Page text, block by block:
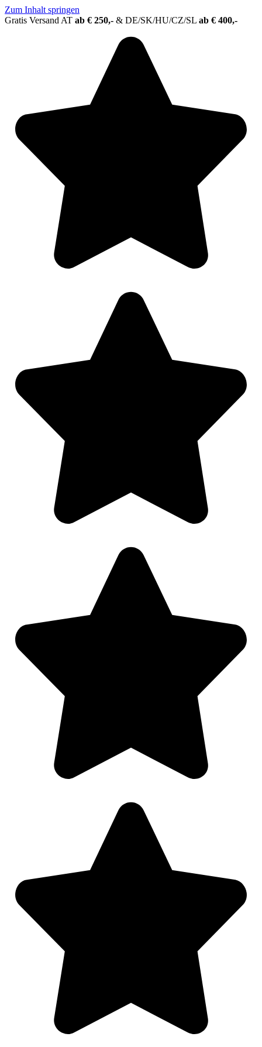
Zum Inhalt springen
Gratis Versand AT ab € 250,- & DE/SK/HU/CZ/SL ab € 400,-